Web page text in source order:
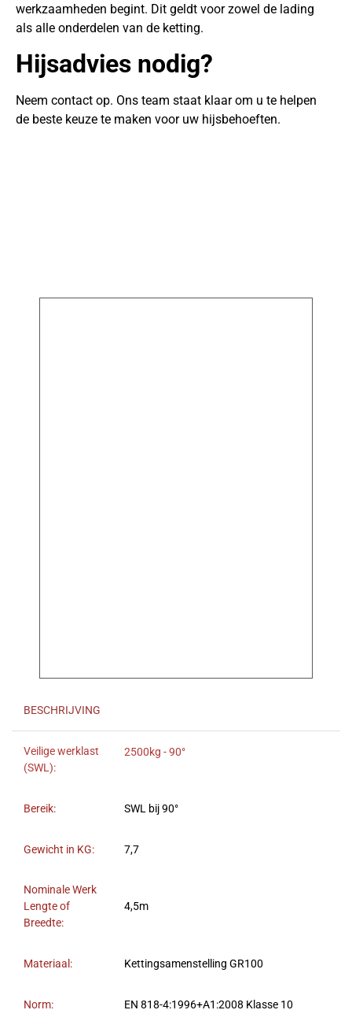
werkzaamheden begint. Dit geldt voor zowel de lading
als alle onderdelen van de ketting.
Hijsadvies nodig?
Neem contact op. Ons team staat klaar om u te helpen
de beste keuze te maken voor uw hijsbehoeften.
BESCHRIJVING
Veilige werklast
(SWL):
2500kg - 90°
Bereik: SWL bij 90°
Gewicht in KG: 7,7
Nominale Werk
Lengte of
Breedte:
4,5m
Materiaal: Kettingsamenstelling GR100
Norm: EN 818-4:1996+A1:2008 Klasse 10